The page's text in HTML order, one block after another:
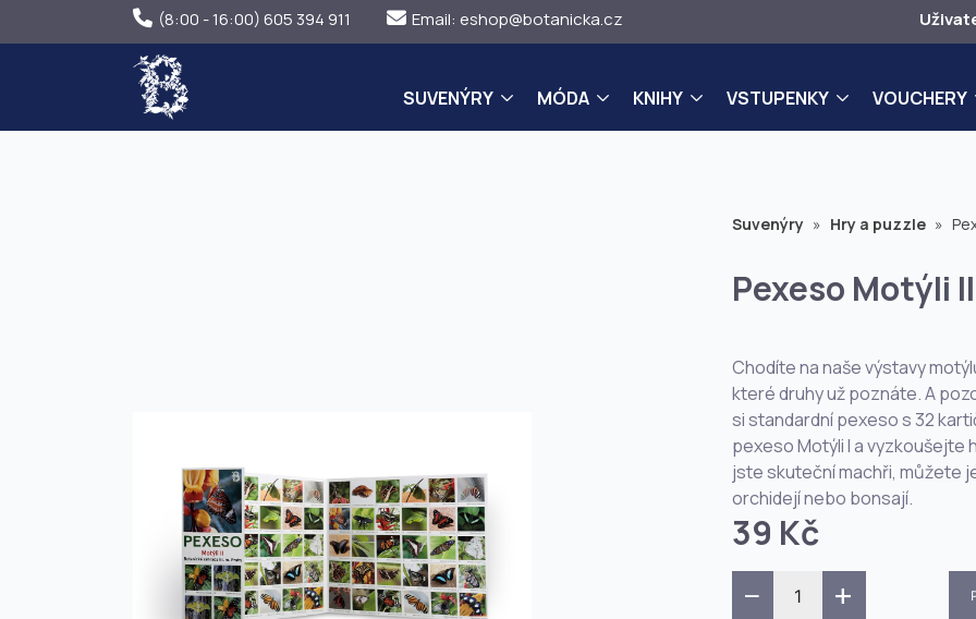
(8:00 - 16:00) 605 394 911 Email: eshop@botanicka.cz
SUVENÝRY MÓDA KNIHY VSTUPENKY VOUCHERY
Suvenýry » Hry a puzzle »
Pexeso Motýli II
Chodíte na naše výstavy
které druhy už poznáte. A
si standardní pexeso s 32
pexeso Motýli I a vyzkoušejte
jste skuteční machři, můžete
orchidejí nebo bonsají.
39 Kč
−
+